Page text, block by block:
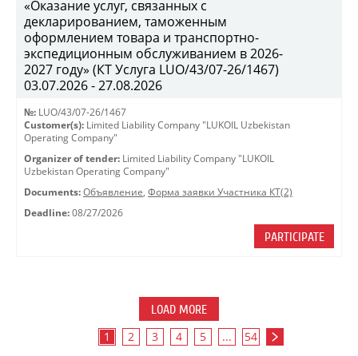
«Оказание услуг, связанных с
декларированием, таможенным
оформлением товара и транспортно-
экспедиционным обслуживанием в 2026-
2027 году» (КТ Услуга LUO/43/07-26/1467)
03.07.2026 - 27.08.2026
№: LUO/43/07-26/1467
Customer(s): Limited Liability Company "LUKOIL Uzbekistan
Operating Company"
Organizer of tender: Limited Liability Company "LUKOIL
Uzbekistan Operating Company"
Documents: Объявление, Форма заявки Участника КТ(2)
Deadline: 08/27/2026
PARTICIPATE
LOAD MORE
1 2 3 4 5 ... 54